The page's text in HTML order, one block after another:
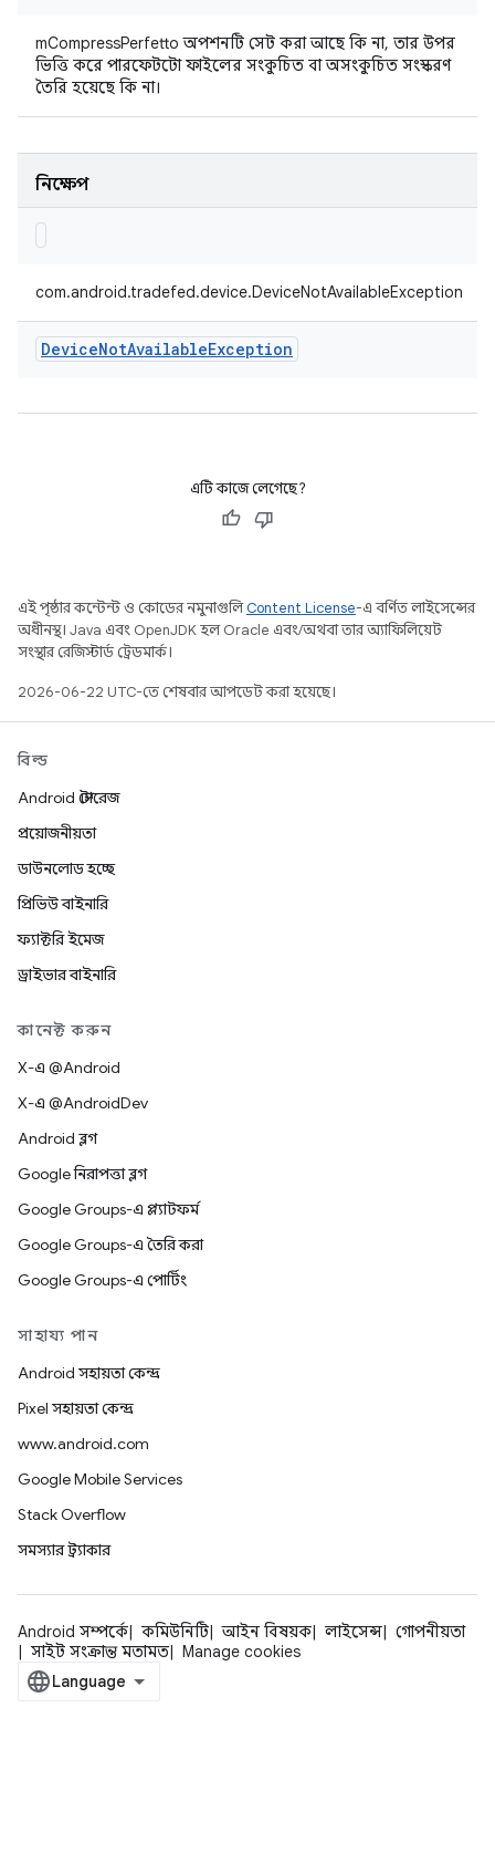
mCompressPerfetto অপশনটি সেট করা আছে কি না, তার উপর
ভিত্তি করে পারফেটটো ফাইলের সংকুচিত বা অসংকুচিত সংস্করণ
তৈরি হয়েছে কি না।
নিক্ষেপ
com.android.tradefed.device.DeviceNotAvailableException
DeviceNotAvailableException
এটি কাজে লেগেছে?
এই পৃষ্ঠার কন্টেন্ট ও কোডের নমুনাগুলিContent License-এ বর্ণিত লাইসেন্সের
অধীনস্থ। Java এবং OpenJDK হল Oracle এবং/অথবা তার অ্যাফিলিয়েট
সংস্থার রেজিস্টার্ড ট্রেডমার্ক।
2026-06-22 UTC-তে শেষবার আপডেট করা হয়েছে।
বিল্ড
Android স্টোরেজ
প্রয়োজনীয়তা
ডাউনলোড হচ্ছে
প্রিভিউ বাইনারি
ফ্যাক্টরি ইমেজ
ড্রাইভার বাইনারি
কানেক্ট করুন
X-এ @Android
X-এ @AndroidDev
Android ব্লগ
Google নিরাপত্তা ব্লগ
Google Groups-এ প্ল্যাটফর্ম
Google Groups-এ তৈরি করা
Google Groups-এ পোর্টিং
সাহায্য পান
Android সহায়তা কেন্দ্র
Pixel সহায়তা কেন্দ্র
www.android.com
Google Mobile Services
Stack Overflow
সমস্যার ট্র্যাকার
Android সম্পর্কে কমিউনিটি আইন বিষয়ক লাইসেন্স
গোপনীয়তা
সাইট সংক্রান্ত মতামত
Manage cookies